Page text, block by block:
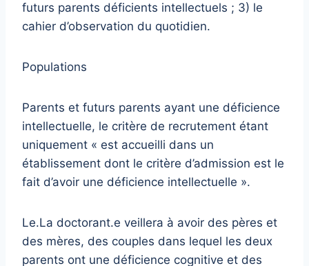
futurs parents déficients intellectuels ; 3) le
cahier d’observation du quotidien.
Populations
Parents et futurs parents ayant une déficience
intellectuelle, le critère de recrutement étant
uniquement « est accueilli dans un
établissement dont le critère d’admission est le
fait d’avoir une déficience intellectuelle ».
Le.La doctorant.e veillera à avoir des pères et
des mères, des couples dans lequel les deux
parents ont une déficience cognitive et des